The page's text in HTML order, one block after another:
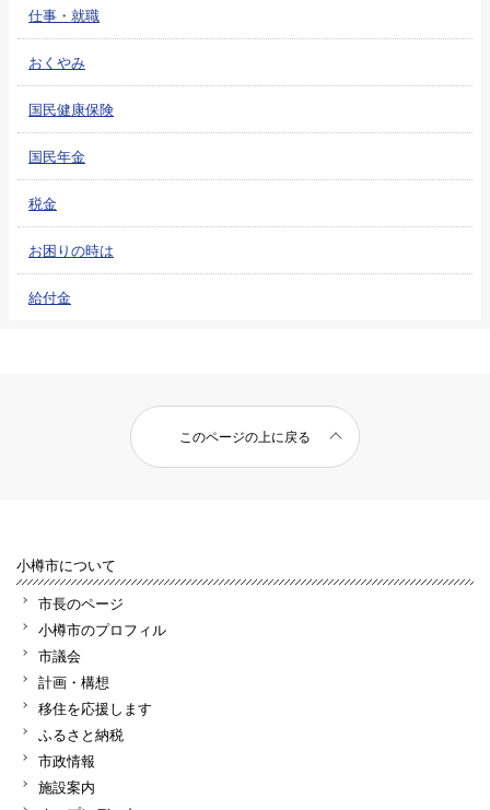
仕事・就職
おくやみ
国民健康保険
国民年金
税金
お困りの時は
給付金
このページの上に戻る
小樽市について
市長のページ
小樽市のプロフィル
市議会
計画・構想
移住を応援します
ふるさと納税
市政情報
施設案内